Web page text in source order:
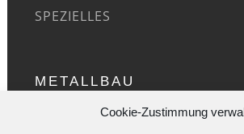
Cookie-Zustimmung
SPEZIELLES
METALLBAU